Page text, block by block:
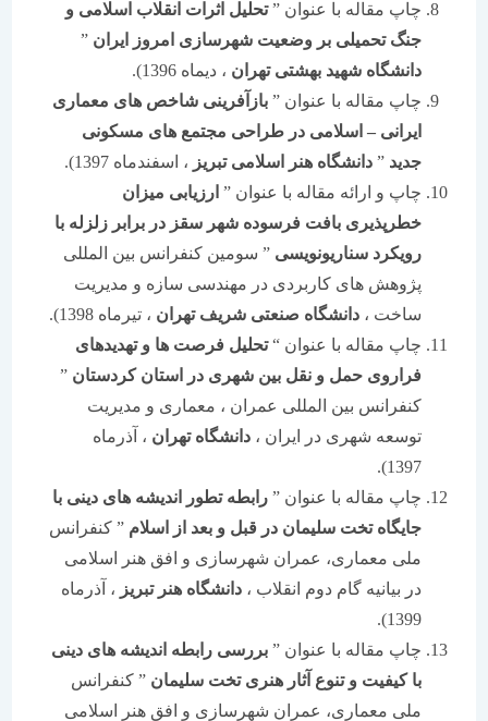
چاپ مقاله با عنوان ”تحلیل اثرات انقلاب اسلامی و
جنگ تحمیلی بر وضعیت شهرسازی امروز ایران
”
دانشگاه شهید بهشتی تهران ، دیماه 1396).
چاپ مقاله با عنوان ”بازآفرینی شاخص های معماری
–اسلامی در طراحی مجتمع های مسکونی
”دانشگاه هنر اسلامی تبریز ، اسفندماه 1397).
چاپ و ارائه مقاله با عنوان ”ارزیابی میزان
خطرپذیری بافت فرسوده شهر سقز در برابر زلزله با
رویکرد سناریونویسی” سومین کنفرانس بین المللی
پژوهش های کاربردی در مهندسی سازه و مدیریت
ساخت ،دانشگاه صنعتی شریف تهران ، تیرماه 1398).
چاپ مقاله با عنوان “تحلیل فرصت ها و تهدیدهای
فراروی حمل و نقل بین شهری در استان کردستان”
کنفرانس بین المللی عمران ، معماری و مدیریت
توسعه شهری در ایران ،دانشگاه تهران ، آذرماه
چاپ مقاله با عنوان ”رابطه تطور اندیشه های دینی با
جایگاه تخت سلیمان در قبل و بعد از اسلام
” کنفرانس
ملی معماری، عمران شهرسازی و افق هنر اسلامی
در بیانیه گام دوم انقلاب ،دانشگاه هنر تبریز ، آذرماه
چاپ مقاله با عنوان ”بررسی رابطه اندیشه های دینی
با کیفیت و تنوع آثار هنری تخت سلیمان” کنفرانس
ملی معماری، عمران شهرسازی و افق هنر اسلامی